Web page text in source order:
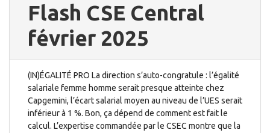
Flash CSE Central
février 2025
(IN)ÉGALITÉ PRO La direction s’auto-congratule : l’égalité
salariale femme homme serait presque atteinte chez
Capgemini, l’écart salarial moyen au niveau de l’UES serait
inférieur à 1 %. Bon, ça dépend de comment est fait le
calcul. L’expertise commandée par le CSEC montre que la